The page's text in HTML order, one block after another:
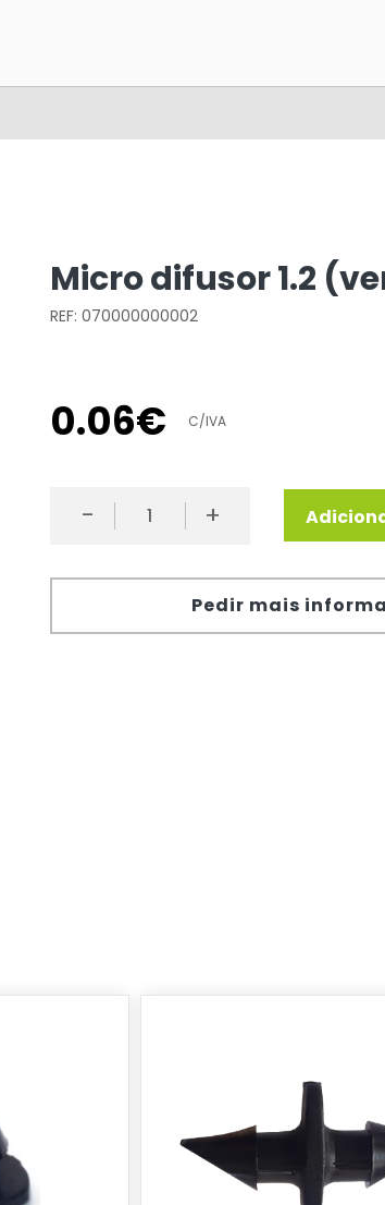
Micro difusor 1.2
REF: 070000000002
0.06€ C/IVA
- +
Pedir mais